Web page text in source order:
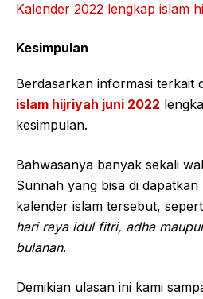
Kalender 2022 lengkap islam
Kesimpulan
Berdasarkan informasi terkait
islam hijriyah juni 2022
kesimpulan.
Bahwasanya banyak sekali
Sunnah yang bisa di
kalender islam tersebut,
hari raya idul fitri, adha
bulanan.
Demikian ulasan ini kami